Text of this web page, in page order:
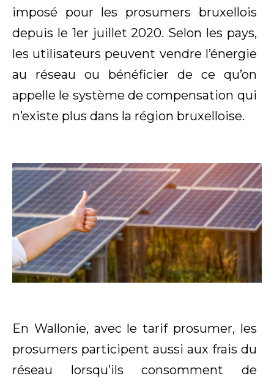
imposé pour les prosumers bruxellois
depuis le 1er juillet 2020. Selon les pays,
les utilisateurs peuvent vendre l’énergie
au réseau ou bénéficier de ce qu’on
appelle le système de compensation qui
n’existe plus dans la région bruxelloise.
En Wallonie, avec le tarif prosumer, les
prosumers participent aussi aux frais du
réseau lorsqu’ils consomment de